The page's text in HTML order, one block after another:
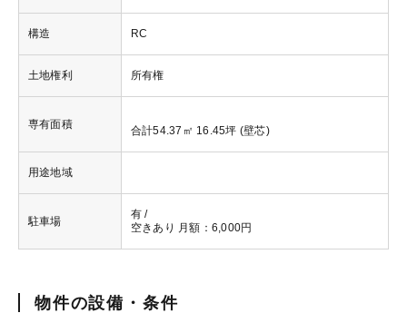
構造 RC
土地権利 所有権
専有面積
合計54.37㎡ 16.45坪 (壁芯)
用途地域
駐車場
有 /
空きあり 月額：6,000円
物件の設備・条件